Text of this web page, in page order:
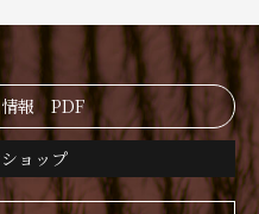
情報 PDF
ョップ